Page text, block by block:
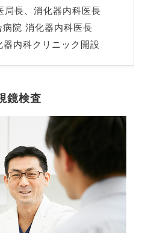
局長、消化器内科医長
院 消化器内科医長
内科クリニック開設
鏡検査